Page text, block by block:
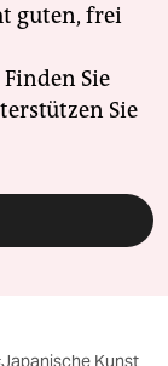
guten, frei
Sie
Sie